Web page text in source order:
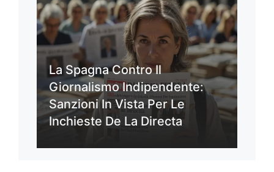
La Spagna Contro Il
Giornalismo Indipendente:
Sanzioni In Vista Per Le
Inchieste De La Directa